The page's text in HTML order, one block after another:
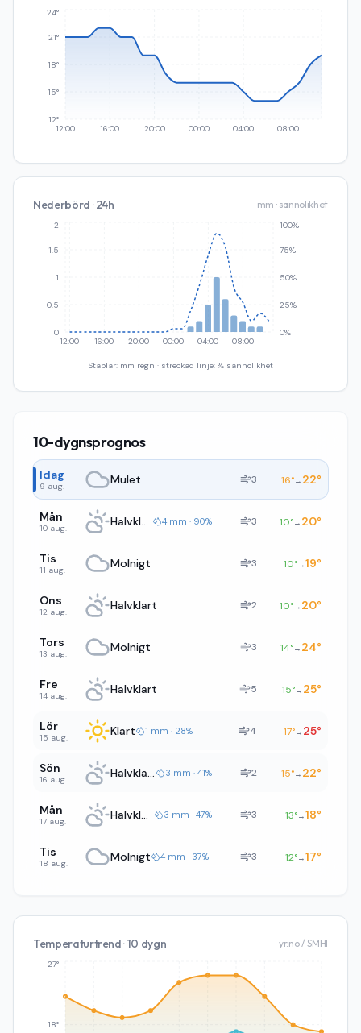
12:00 16:00 20:00 00:00 04:00 08:00
12°
15°
18°
21°
24°
Nederbörd · 24h mm · sannolikhet
12:00 16:00 20:00 00:00 04:00 08:00
0
0.5
1
1.5
2
0%
25%
50%
75%
100%
Staplar: mm regn · streckad linje: % sannolikhet
10-dygnsprognos
Idag
9 aug. Mulet 3 16°→ 22°
Mån
10 aug. Halvklart 4 mm · 90% 3 10°→ 20°
Tis
11 aug. Molnigt 3 10°→19°
Ons
12 aug. Halvklart 2 10°→ 20°
Tors
13 aug. Molnigt 3 14°→ 24°
Fre
14 aug. Halvklart 5 15°→ 25°
Lör
15 aug. Klart 1 mm · 28% 4 17°→ 25°
Sön
16 aug. Halvklart 3 mm · 41% 2 15°→ 22°
Mån
17 aug. Halvklart 3 mm · 47% 3 13°→18°
Tis
18 aug. Molnigt 4 mm · 37% 3 12°→17°
Temperaturtrend · 10 dygn yr.no / SMHI
18°
27°